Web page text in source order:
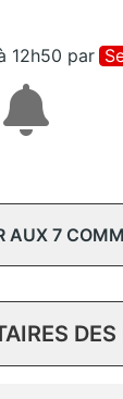
12h50 par
AUX 7